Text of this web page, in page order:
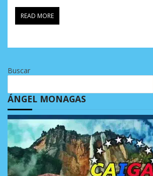
READ MORE
Buscar
ÁNGEL MONAGAS